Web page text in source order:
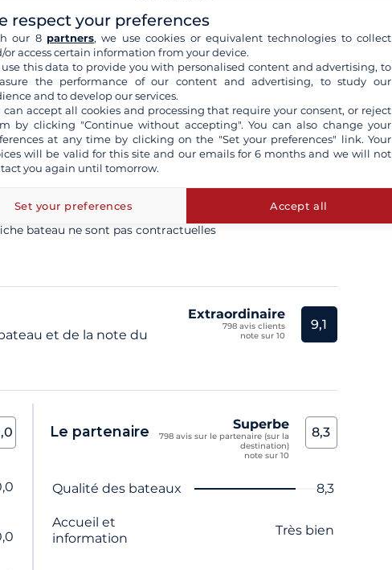
une bonne condition physique pour être utilisées.
validité obligatoire
professionnel
tous risques
assurance Annulation et / ou rachat de cautionvoir+
bateau ne sont pas contractuelles
et de la note du
Extraordinaire
798 avis clients
note sur 10
9,1
Le partenaire Superbe
798 avis sur le partenaire (sur la
destination)
note sur 10
8,3
Nom du critère Note
Qualité des bateaux 8,3
Accueil et
information
Très bien
respect your preferences
our 8 partners, we use cookies or equivalent technologies to collect
or access certain information from your device.
use this data to provide you with personalised content and advertising, to
the performance of our content and advertising, to study our
and to develop our services.
can accept all cookies and processing that require your consent, or reject
by clicking "Continue without accepting". You can also change your
at any time by clicking on the "Set your preferences" link. Your
will be valid for this site and our emails for 6 months and we will not
you again until tomorrow.
Set your preferences Accept all